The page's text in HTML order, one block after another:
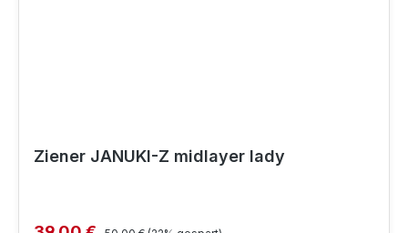
Ziener JANUKI-Z midlayer lady
Regulärer Preis: